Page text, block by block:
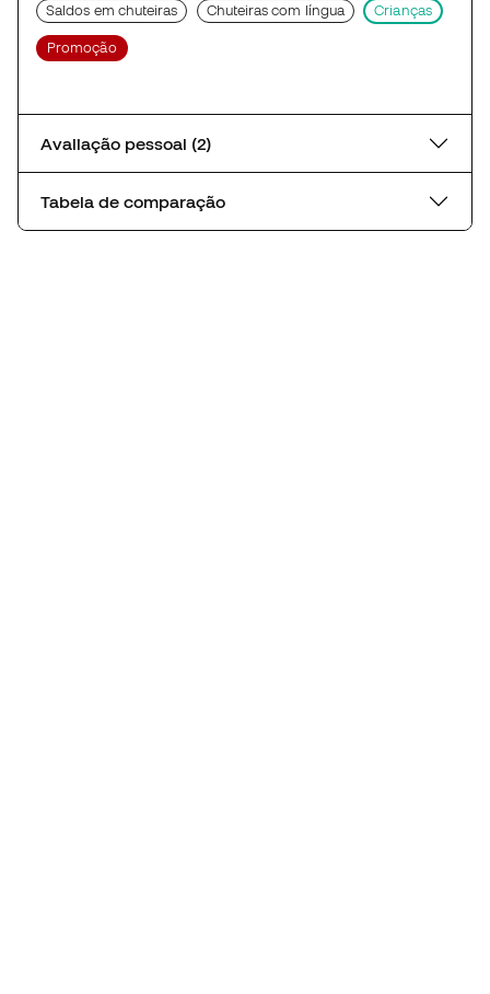
Saldos em chuteiras Chuteiras com língua Crianças
Promoção
Avaliação pessoal (2)
Tabela de comparação